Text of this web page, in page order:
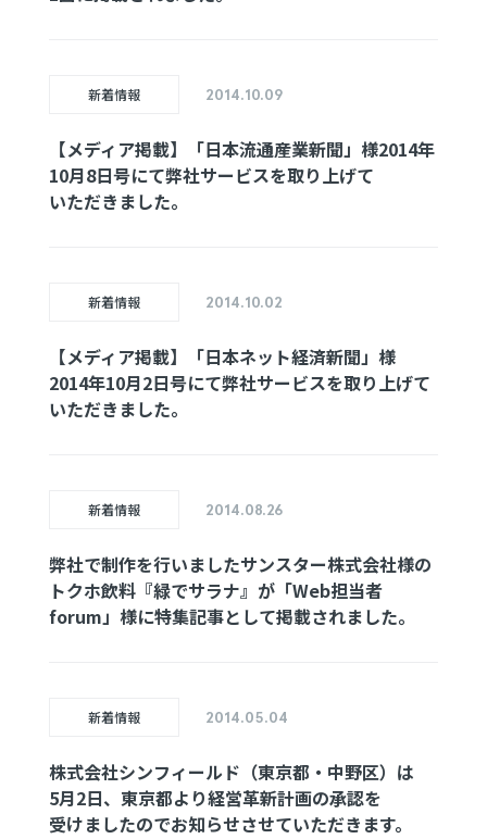
新着情報 2014.10.09
【メディア掲載】 「日本流通産業新聞」様2014年
10月8日号にて弊社サービスを取り上げて
いただきました。
新着情報 2014.10.02
【メディア掲載】 「日本ネット経済新聞」様
2014年10月2日号にて弊社サービスを取り上げて
いただきました。
新着情報 2014.08.26
弊社で制作を行いましたサンスター株式会社様の
トクホ飲料『緑でサラナ』 が「Web担当者
forum」 様に特集記事として掲載されました。
新着情報 2014.05.04
株式会社シンフィールド （東京都・ 中野区）は
5月2日、 東京都より経営革新計画の承認を
受けましたのでお知らせさせていただきます。